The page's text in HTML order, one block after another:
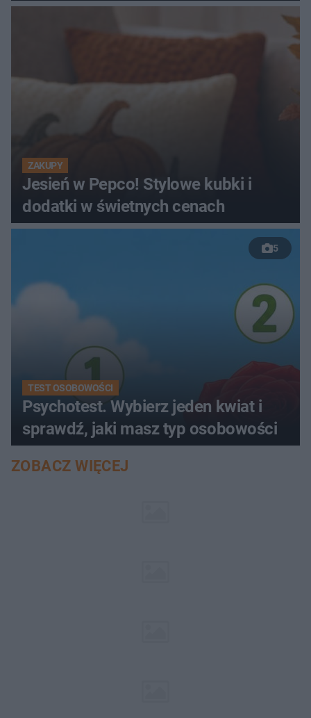
ZAKUPY
Jesień w Pepco! Stylowe kubki i
dodatki w świetnych cenach
5
TEST OSOBOWOŚCI
Psychotest. Wybierz jeden kwiat i
sprawdź, jaki masz typ osobowości
ZOBACZ WIĘCEJ